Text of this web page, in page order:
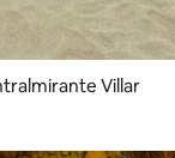
Villar